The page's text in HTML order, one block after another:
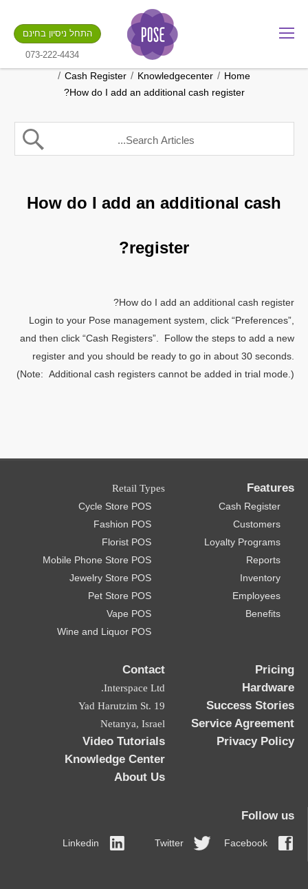
.gotpose.com
התחל ניסיון בחינם
073-222-4434
Home
/
Knowledgecenter
/
Cash Register
/
How do I add an additional cash register?
How do I add an additional cash
register?
How do I add an additional cash register?
Login to your Pose management system, click “Preferences”,
and then click “Cash Registers”. Follow the steps to add a new
register and you should be ready to go in about 30 seconds.
(Note: Additional cash registers cannot be added in trial mode.)
Features
Cash Register
Customers
Loyalty Programs
Reports
Inventory
Employees
Benefits
Retail Types
Cycle Store POS
Fashion POS
Florist POS
Mobile Phone Store POS
Jewelry Store POS
Pet Store POS
Vape POS
Wine and Liquor POS
Pricing
Hardware
Success Stories
Service Agreement
Privacy Policy
Contact
Interspace Ltd.
19 Yad Harutzim St.
Netanya, Israel
Video Tutorials
Knowledge Center
About Us
Follow us
Facebook
Twitter
Linkedin